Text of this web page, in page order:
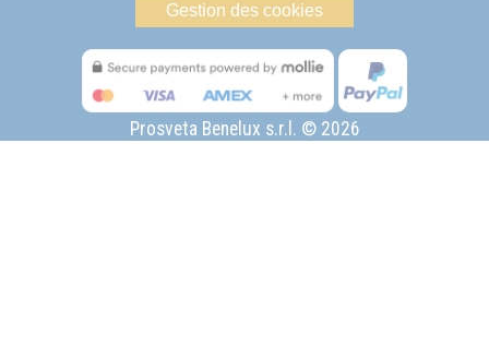
Gestion des cookies
Prosveta Benelux s.r.l. © 2026